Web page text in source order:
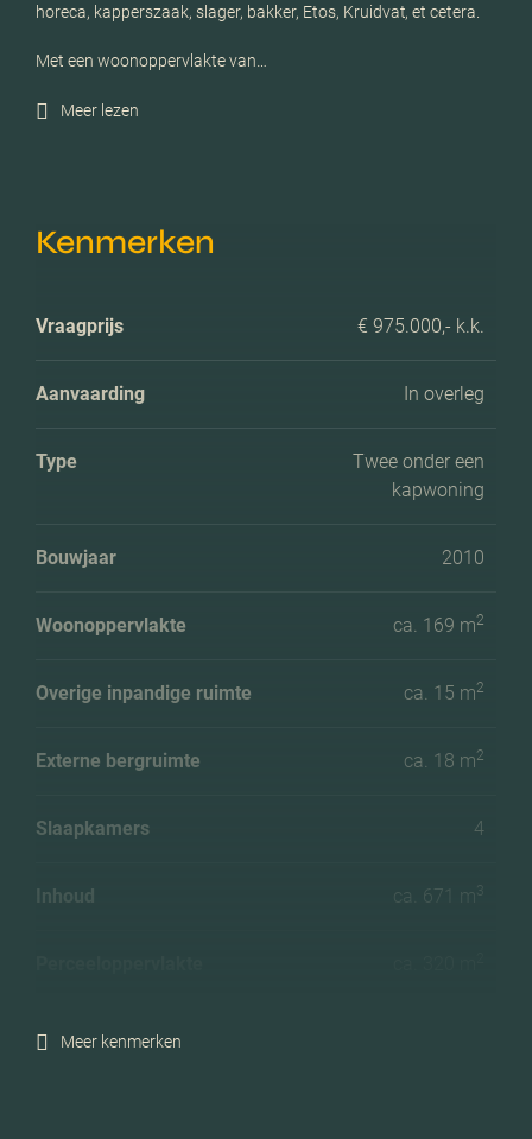
horeca, kapperszaak, slager, bakker, Etos, Kruidvat, et cetera.
Met een woonoppervlakte van…
Meer lezen
Kenmerken
Vraagprijs € 975.000,- k.k.
Aanvaarding In overleg
Type
Twee onder een
kapwoning
Bouwjaar 2010
Woonoppervlakte ca. 169 m2
Overige inpandige ruimte ca. 15 m2
Externe bergruimte ca. 18 m2
Slaapkamers 4
Inhoud ca. 671 m 3
Energielabel
Meer kenmerken